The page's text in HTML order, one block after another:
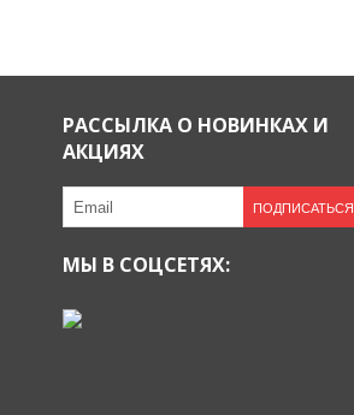
РАССЫЛКА О НОВИНКАХ И
АКЦИЯХ
ПОДПИСАТЬСЯ
МЫ В СОЦСЕТЯХ: